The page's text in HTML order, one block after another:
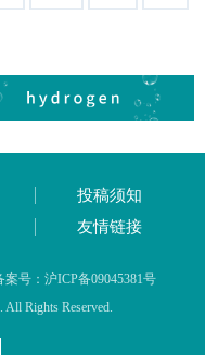
投稿须知
友情链接
号：沪ICP备09045381号
Rights Reserved.